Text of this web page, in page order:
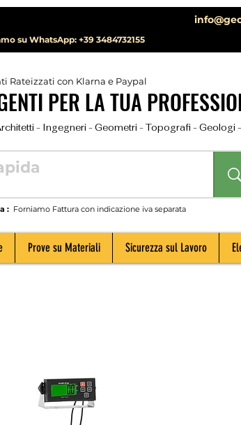
su WhatsApp: +39 3484732155
Rateizzati con Klarna e Paypal
PER LA TUA
- Ingegneri - Geometri - Topografi - Geologi -
: Forniamo Fattura con indicazione iva separata
Prove su Materiali Sicurezza sul Lavoro